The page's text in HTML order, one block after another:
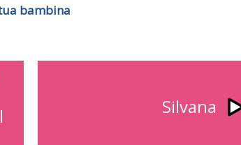
bambina
Silvana